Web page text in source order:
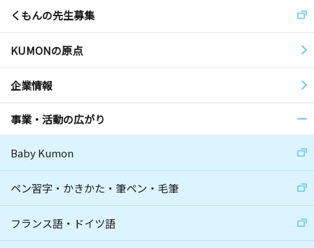
くもんの先生募集
KUMONの原点
企業情報
事業・活動の広がり
Baby Kumon
ペン習字・かきかた・筆ペン・毛筆
フランス語・ドイツ語